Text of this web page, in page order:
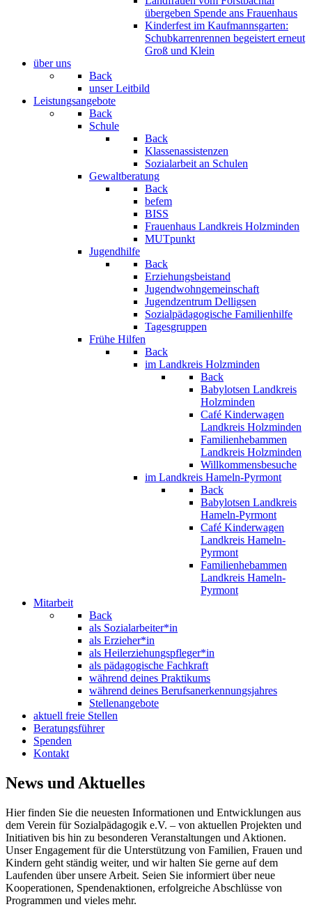
übergeben Spende ans Frauenhaus
Kinderfest im Kaufmannsgarten:
Schubkarrenrennen begeistert erneut
Groß und Klein
über uns
Back
unser Leitbild
Leistungsangebote
Back
Schule
Back
Klassenassistenzen
Sozialarbeit an Schulen
Gewaltberatung
Back
befem
BISS
Frauenhaus Landkreis Holzminden
MUTpunkt
Jugendhilfe
Back
Erziehungsbeistand
Jugendwohngemeinschaft
Jugendzentrum Delligsen
Sozialpädagogische Familienhilfe
Tagesgruppen
Frühe Hilfen
Back
im Landkreis Holzminden
Back
Babylotsen Landkreis
Holzminden
Café Kinderwagen
Landkreis Holzminden
Familienhebammen
Landkreis Holzminden
Willkommensbesuche
im Landkreis Hameln-Pyrmont
Back
Babylotsen Landkreis
Hameln-Pyrmont
Café Kinderwagen
Landkreis Hameln-
Pyrmont
Familienhebammen
Landkreis Hameln-
Pyrmont
Mitarbeit
Back
als Sozialarbeiter*in
als Erzieher*in
als Heilerziehungspfleger*in
als pädagogische Fachkraft
während deines Praktikums
während deines Berufsanerkennungsjahres
Stellenangebote
aktuell freie Stellen
Beratungsführer
Spenden
Kontakt
News und Aktuelles
Hier finden Sie die neuesten Informationen und Entwicklungen aus
dem Verein für Sozialpädagogik e.V. – von aktuellen Projekten und
Initiativen bis hin zu besonderen Veranstaltungen und Aktionen.
Unser Engagement für die Unterstützung von Familien, Frauen und
Kindern geht ständig weiter, und wir halten Sie gerne auf dem
Laufenden über unsere Arbeit. Seien Sie informiert über neue
Kooperationen, Spendenaktionen, erfolgreiche Abschlüsse von
Programmen und vieles mehr.